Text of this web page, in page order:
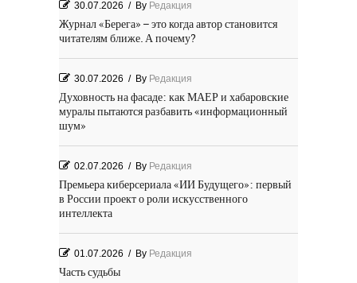
30.07.2026 / By Редакция
Журнал «Берега» – это когда автор становится
читателям ближе. А почему?
30.07.2026 / By Редакция
Духовность на фасаде: как МАЕР и хабаровские
муралы пытаются разбавить «информационный
шум»
02.07.2026 / By Редакция
Премьера киберсериала «ИИ Будущего»: первый
в России проект о роли искусственного
интеллекта
01.07.2026 / By Редакция
Часть судьбы